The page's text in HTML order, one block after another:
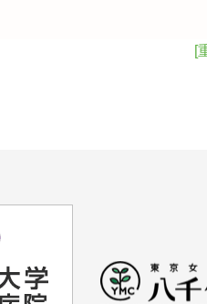
[